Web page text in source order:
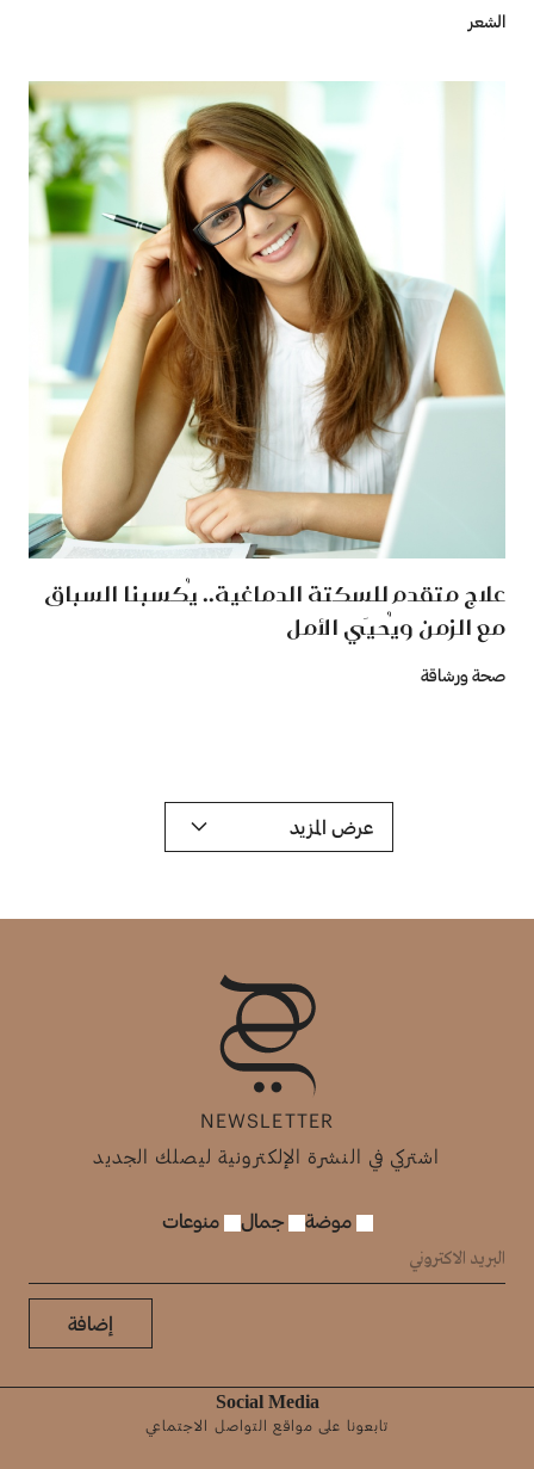
الشعر
علاج متقدم للسكتة الدماغية.. يُكسبنا السباق
مع الزمن ويُحيَي الأمل
صحة ورشاقة
عرض المزيد
NEWSLETTER
اشتركي في النشرة الإلكترونية ليصلك الجديد
موضة جمال منوعات
إضافة
Social Media
تابعونا على مواقع التواصل الاجتماعي